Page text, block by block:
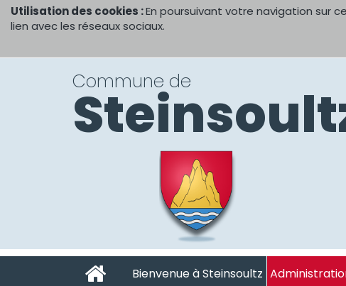
Utilisation des cookies :En poursuivant votre navigation sur
lien avec les réseaux sociaux.
Commune de
Bienvenue à Steinsoultz